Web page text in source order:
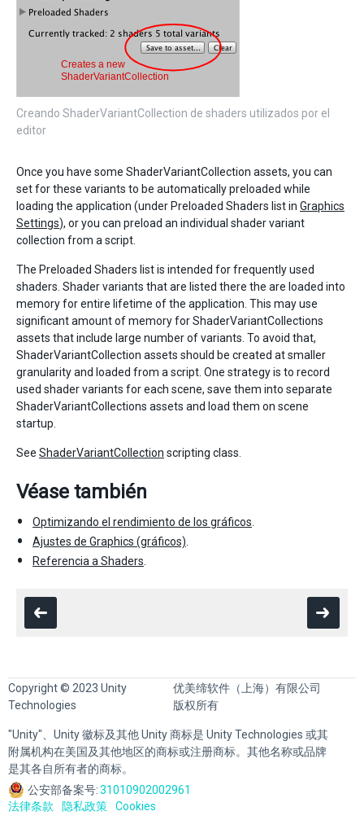
Creando ShaderVariantCollection de shaders utilizados por el
editor
Once you have some ShaderVariantCollection assets, you can
set for these variants to be automatically preloaded while
loading the application (under Preloaded Shaders list in Graphics
Settings), or you can preload an individual shader variant
collection from a script.
The Preloaded Shaders list is intended for frequently used
shaders. Shader variants that are listed there the are loaded into
memory for entire lifetime of the application. This may use
significant amount of memory for ShaderVariantCollections
assets that include large number of variants. To avoid that,
ShaderVariantCollection assets should be created at smaller
granularity and loaded from a script. One strategy is to record
used shader variants for each scene, save them into separate
ShaderVariantCollections assets and load them on scene
startup.
See ShaderVariantCollection scripting class.
Véase también
Optimizando el rendimiento de los gráficos
Ajustes de Graphics (gráficos)
Referencia a Shaders
Copyright © 2023 Unity
Technologies
优美缔软件（上海）有限公司
版权所有
"Unity"、Unity 徽标及其他 Unity 商标是 Unity Technologies 或其
附属机构在美国及其他地区的商标或注册商标。其他名称或品牌
是其各自所有者的商标。
公安部备案号:31010902002961
法律条款
隐私政策 Cookies